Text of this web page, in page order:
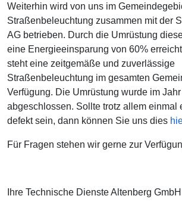
Weiterhin wird von uns im
Straßenbeleuchtung zusammen mit der
AG betrieben. Durch die Umrüstung
eine Energieeinsparung von 60%
steht eine zeitgemäße und zuverlässige
Straßenbeleuchtung im gesamten
Verfügung. Die Umrüstung wurde im
abgeschlossen. Sollte trotz allem einmal
defekt sein, dann können Sie uns dies
Für Fragen stehen wir gerne zur
Ihre Technische Dienste Altenberg GmbH